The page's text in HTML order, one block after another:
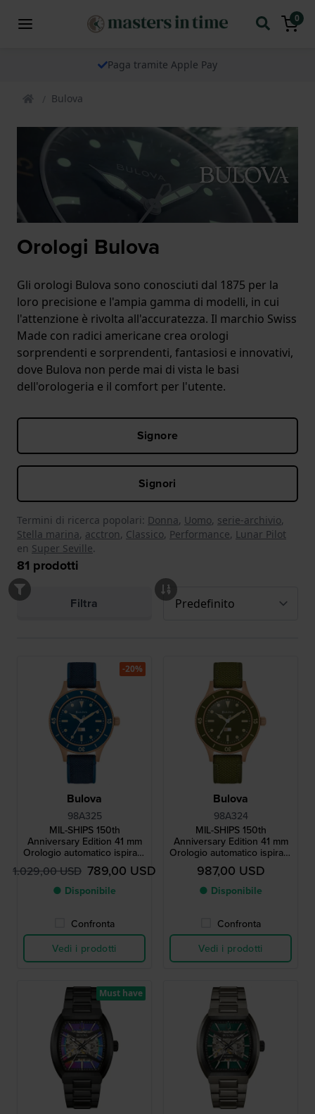
0
Paga tramite Apple Pay
Bulova
Orologi Bulova
Gli orologi Bulova sono conosciuti dal 1875 per la
loro precisione e l'ampia gamma di modelli, in cui
l'attenzione è rivolta all'accuratezza. Il marchio Swiss
Made con radici americane crea orologi
sorprendenti e sorprendenti, fantasiosi e innovativi,
dove Bulova non perde mai di vista le basi
dell'orologeria e il comfort per l'utente.
Signore
Signori
Termini di ricerca popolari: Donna, Uomo, serie-archivio,
Stella marina, acctron, Classico, Performance, Lunar Pilot
en Super Seville.
81 prodotti
Filtra
Bulova
98A325
MIL-SHIPS 150th
Anniversary Edition 41 mm
Orologio automatico ispirato
al casco da sub con
indicatore di umidità e
cassa in bronzo
1.029,00 USD 789,00 USD
● Disponibile
Confronta
Vedi i prodotti
-20%
Bulova
98A324
MIL-SHIPS 150th
Anniversary Edition 41 mm
Orologio automatico ispirato
al casco da sub con
indicatore di umidità e
cassa in bronzo
987,00 USD
● Disponibile
Confronta
Vedi i prodotti
Must have